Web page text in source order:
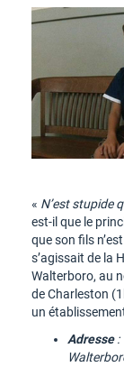
« N’est stupide
est-il que le
que son fils
s’agissait de la
Walterboro, au
de Charleston
un
Adresse: